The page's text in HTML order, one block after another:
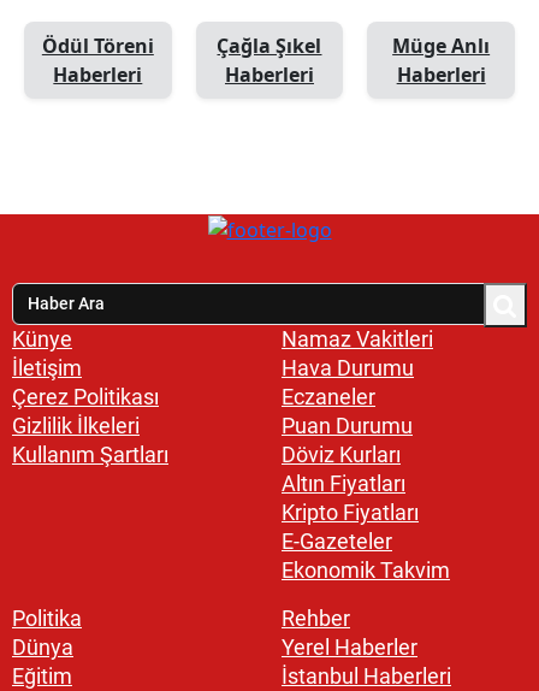
Ödül Töreni
Haberleri
Çağla Şıkel
Haberleri
Müge Anlı
Haberleri
Künye
İletişim
Çerez Politikası
Gizlilik İlkeleri
Kullanım Şartları
Namaz Vakitleri
Hava Durumu
Eczaneler
Puan Durumu
Döviz Kurları
Altın Fiyatları
Kripto Fiyatları
E-Gazeteler
Ekonomik Takvim
Politika
Dünya
Eğitim
Rehber
Yerel Haberler
İstanbul Haberleri